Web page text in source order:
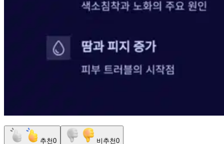
추천0 비추천0